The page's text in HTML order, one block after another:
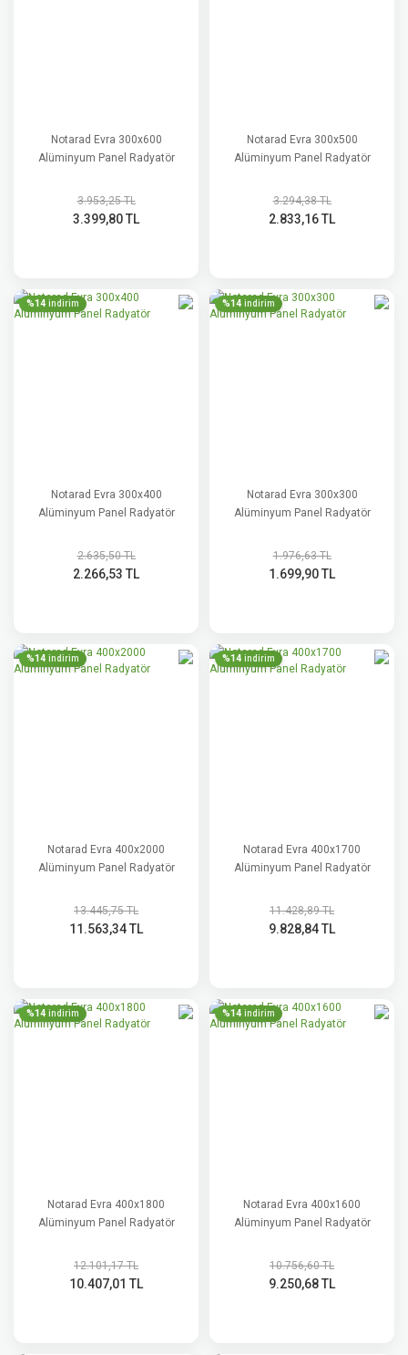
Notarad Evra 300x600
Alüminyum Panel Radyatör
3.953,25 TL
3.399,80 TL
Notarad Evra 300x500
Alüminyum Panel Radyatör
3.294,38 TL
2.833,16 TL
%14 indirim
Notarad Evra 300x400
Alüminyum Panel Radyatör
2.635,50 TL
2.266,53 TL
%14 indirim
Notarad Evra 300x300
Alüminyum Panel Radyatör
1.976,63 TL
1.699,90 TL
%14 indirim
Notarad Evra 400x2000
Alüminyum Panel Radyatör
13.445,75 TL
11.563,34 TL
%14 indirim
Notarad Evra 400x1700
Alüminyum Panel Radyatör
11.428,89 TL
9.828,84 TL
%14 indirim
Notarad Evra 400x1800
Alüminyum Panel Radyatör
12.101,17 TL
10.407,01 TL
%14 indirim
Notarad Evra 400x1600
Alüminyum Panel Radyatör
10.756,60 TL
9.250,68 TL